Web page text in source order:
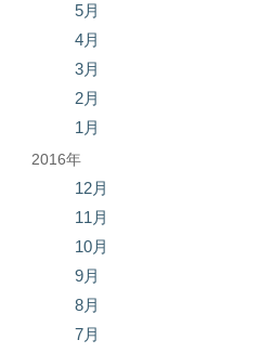
5月
4月
3月
2月
1月
2016年
12月
11月
10月
9月
8月
7月